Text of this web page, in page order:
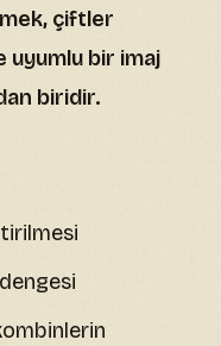
çiftler
uyumlu bir imaj
biridir.